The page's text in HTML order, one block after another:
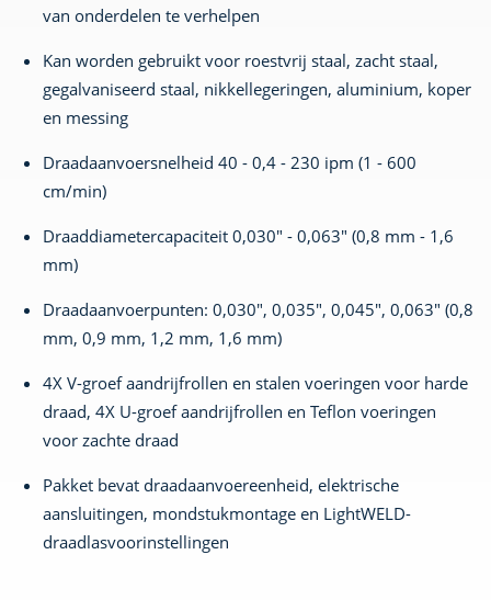
van onderdelen te verhelpen
Kan worden gebruikt voor roestvrij staal, zacht staal,
gegalvaniseerd staal, nikkellegeringen, aluminium, koper
en messing
Draadaanvoersnelheid 40 - 0,4 - 230 ipm (1 - 600
cm/min)
Draaddiametercapaciteit 0,030" - 0,063" (0,8 mm - 1,6
mm)
Draadaanvoerpunten: 0,030", 0,035", 0,045", 0,063" (0,8
mm, 0,9 mm, 1,2 mm, 1,6 mm)
4X V-groef aandrijfrollen en stalen voeringen voor harde
draad, 4X U-groef aandrijfrollen en Teflon voeringen
voor zachte draad
Pakket bevat draadaanvoereenheid, elektrische
aansluitingen, mondstukmontage en LightWELD-
draadlasvoorinstellingen